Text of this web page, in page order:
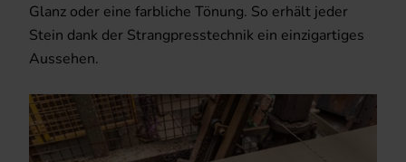
Glanz oder eine farbliche Tönung. So erhält jeder
Stein dank der Strangpresstechnik ein einzigartiges
Aussehen.